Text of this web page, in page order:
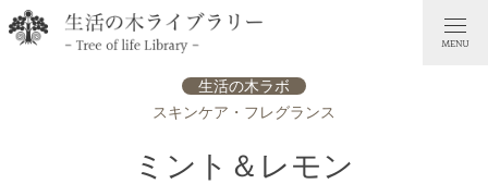
生活の木ラボ
スキンケア・フレグランス
ミント＆レモン